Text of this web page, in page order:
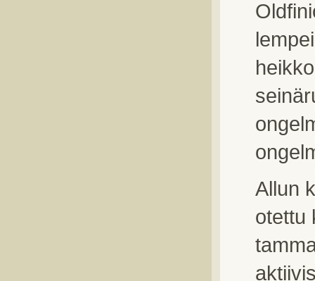
Allun
otettu